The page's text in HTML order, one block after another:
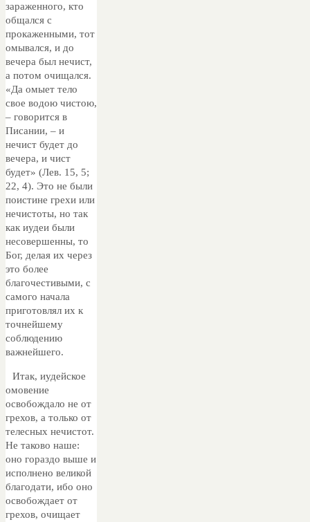
зараженного, кто
общался с
прокаженными, тот
омывался, и до
вечера был нечист,
а потом очищался.
«Да омыет тело
свое водою чистою,
– говорится в
Писании, – и
нечист будет до
вечера, и чист
будет» (Лев. 15, 5;
22, 4). Это не были
поистине грехи или
нечистоты, но так
как иудеи были
несовершенны, то
Бог, делая их через
это более
благочестивыми, с
самого начала
приготовлял их к
точнейшему
соблюдению
важнейшего.
Итак, иудейское
омовение
освобождало не от
грехов, а только от
телесных нечистот.
Не таково наше:
оно гораздо выше и
исполнено великой
благодати, ибо оно
освобождает от
грехов, очищает